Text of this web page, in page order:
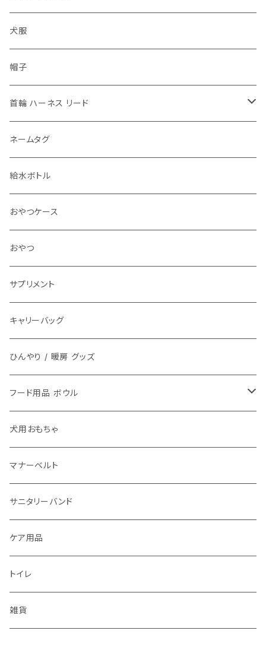
犬服
帽子
首輪 ハーネス リード
首輪
ハーネス 胴輪
リード
アクセサリ チョーカー
ネームタグ
給水ボトル
おやつケース
おやつ
サプリメント
キャリーバッグ
ひんやり / 暖房 グッズ
フード用品 ボウル
フードボウル
犬用おもちゃ
マナーベルト
サニタリーバンド
ケア用品
トイレ
雑貨